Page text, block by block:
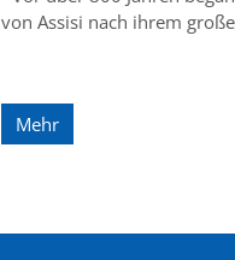
von Assisi nach ihrem
Mehr